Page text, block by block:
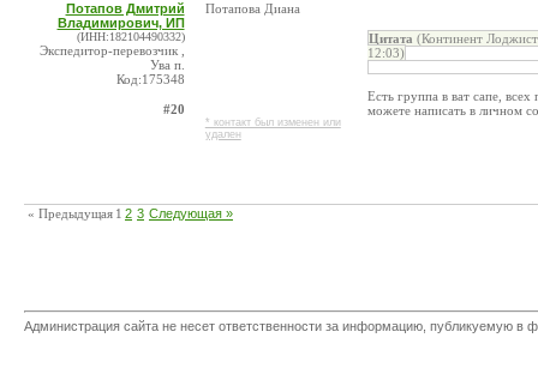
Потапов Дмитрий
Владимирович, ИП
(ИНН:182104490332)
Экспедитор-перевозчик ,
Ува п.
Код:175348
#20
Потапова Диана
* контакт был изменен или
удален
Цитата (Континент
12:03)
Есть группа в ват сапе,
можете написать в личном
« Предыдущая 1 2 3 Следующая »
Администрация сайта не несет ответственности за информацию, публикуемую